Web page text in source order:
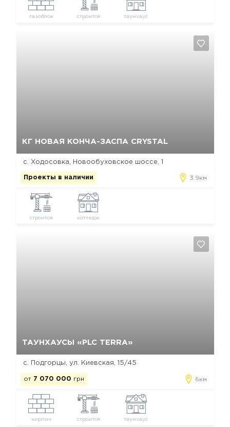
газоблок строится таунхаус
КГ НОВАЯ КОНЧА-ЗАСПА CRYSTAL
с. Ходосовка, Новообуховское шоссе, 1
Проекты в наличии 3.9км
строится коттедж
ТАУНХАУСЫ «PLC TERRA»
с. Подгорцы, ул. Киевская, 15/45
от 7 070 000 грн 6км
кирпич строится таунхаус